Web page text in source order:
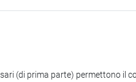
Rouillé (a cura di),
crediamo alle immagini
condivisa. La fotografia
testo, può sostituirlo
(di prima parte) permettono